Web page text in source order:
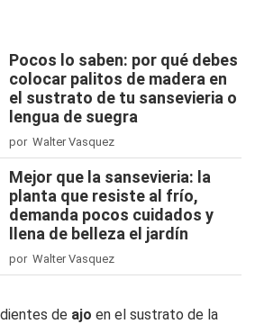
Pocos lo saben: por qué debes
colocar palitos de madera en
el sustrato de tu sansevieria o
lengua de suegra
por Walter Vasquez
Mejor que la sansevieria: la
planta que resiste al frío,
demanda pocos cuidados y
llena de belleza el jardín
por Walter Vasquez
de ajo en el sustrato de la